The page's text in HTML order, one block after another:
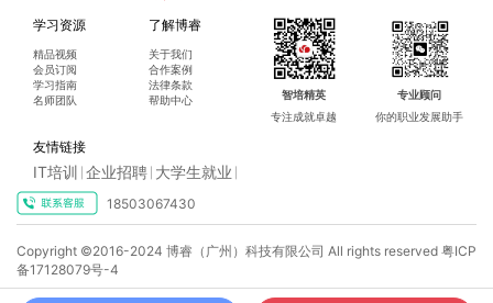
学习资源
精品视频
会员订阅
学习指南
名师团队
了解博睿
关于我们
合作案例
法律条款
帮助中心
智培精英
专注成就卓越
专业顾问
你的职业发展助手
友情链接
IT培训 企业招聘 大学生就业
18503067430
Copyright ©2016-2024 博睿（广州）科技有限公司 All rights reserved 粤ICP
备17128079号-4